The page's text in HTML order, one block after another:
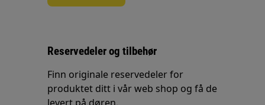
Reservedeler og tilbehør
Finn originale reservedeler for
produktet ditt i vår web shop og få de